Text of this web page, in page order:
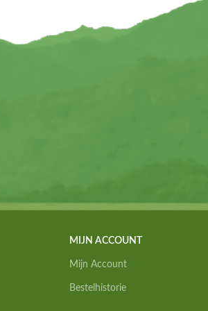
MIJN ACCOUNT
Mijn Account
Bestelhistorie